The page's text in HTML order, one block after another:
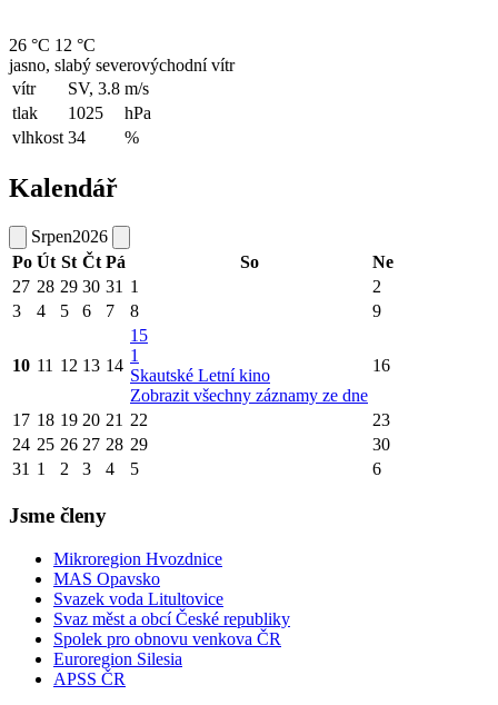
26 °C 12 °C
jasno, slabý severovýchodní vítr
vítr
SV, 3.8 m/s
tlak
1025
hPa
vlhkost 34 %
Kalendář
Srpen2026
Po Út St Čt Pá So
Ne
27 28 29 30 31 1
2
3
4 5 6 7 8 9
10 11 12 13 14
15
1
Skautské Letní kino
Zobrazit všechny záznamy ze dne
16
17 18 19 20 21 22
23
24 25 26 27 28 29
30
31 1 2 3 4 5 6
Jsme členy
Mikroregion Hvozdnice
MAS Opavsko
Svazek voda Litultovice
Svaz měst a obcí České republiky
Spolek pro obnovu venkova ČR
Euroregion Silesia
APSS ČR